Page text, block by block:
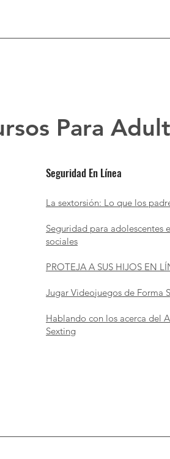
Para
Seguridad En Línea
La sextorsión: Lo que los
Seguridad para adolescentes
sociales
PROTEJA A SUS HIJOS EN
Jugar Videojuegos de Forma
Hablando con los acerca del
Sexting